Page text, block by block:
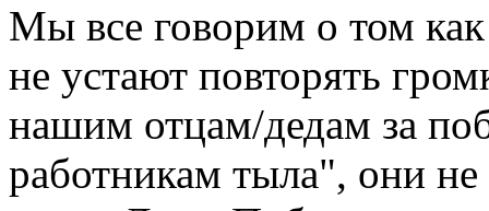
Мы все говорим о том
не устают повторять
нашим отцам/дедам за
работникам тыла", они